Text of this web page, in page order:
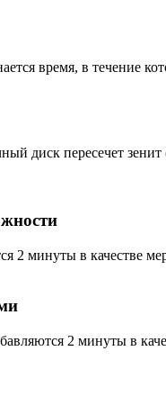
время, в течение
диск пересечет
2 минуты в качестве
2 минуты в